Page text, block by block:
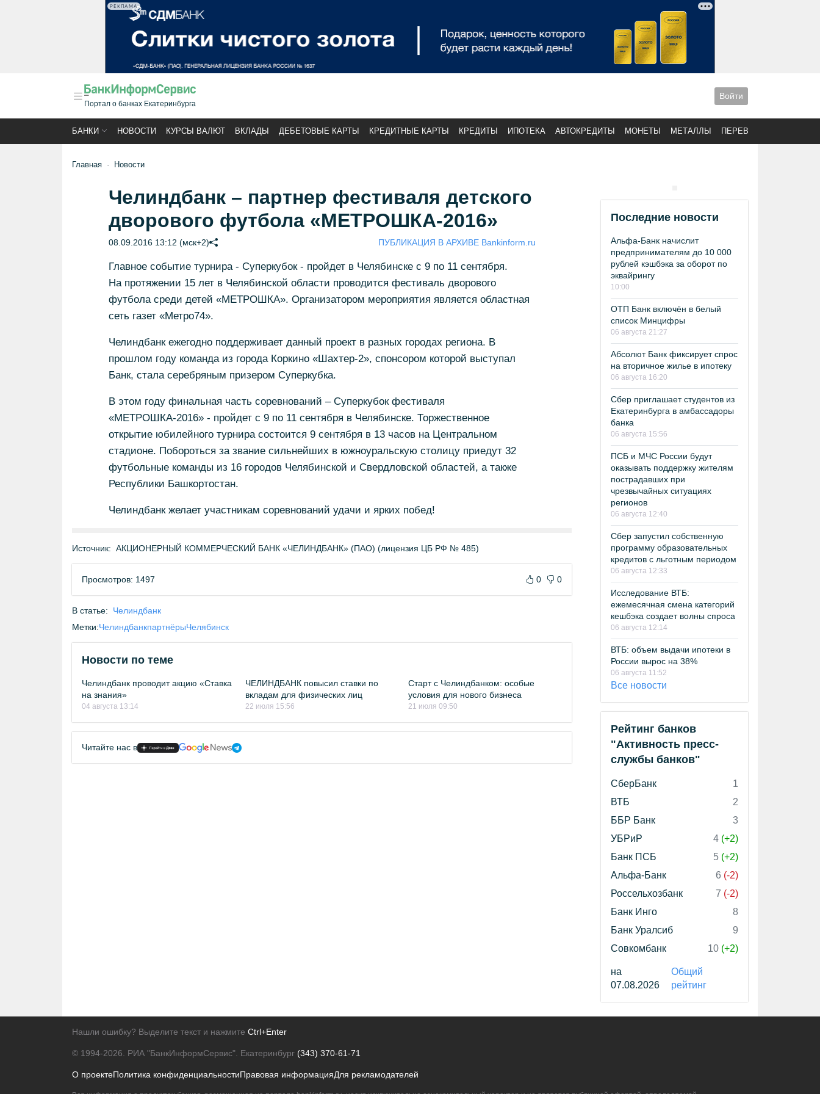
РЕКЛАМА
Портал о банках Екатеринбурга
Войти
БАНКИ НОВОСТИ КУРСЫ ВАЛЮТ ВКЛАДЫ ДЕБЕТОВЫЕ КАРТЫ КРЕДИТНЫЕ КАРТЫ КРЕДИТЫ ИПОТЕКА АВТОКРЕДИТЫ МОНЕТЫ МЕТАЛЛЫ ПЕРЕВОДЫ
Главная Новости
Челиндбанк – партнер фестиваля детского
дворового футбола «МЕТРОШКА-2016»
08.09.2016 13:12 (мск+2) ПУБЛИКАЦИЯ В АРХИВЕ Bankinform.ru
Главное событие турнира - Суперкубок - пройдет в Челябинске с 9 по 11 сентября.
На протяжении 15 лет в Челябинской области проводится фестиваль дворового
футбола среди детей «МЕТРОШКА». Организатором мероприятия является областная
сеть газет «Метро74».
Челиндбанк ежегодно поддерживает данный проект в разных городах региона. В
прошлом году команда из города Коркино «Шахтер-2», спонсором которой выступал
Банк, стала серебряным призером Суперкубка.
В этом году финальная часть соревнований – Суперкубок фестиваля
«МЕТРОШКА-2016» - пройдет с 9 по 11 сентября в Челябинске. Торжественное
открытие юбилейного турнира состоится 9 сентября в 13 часов на Центральном
стадионе. Побороться за звание сильнейших в южноуральскую столицу приедут 32
футбольные команды из 16 городов Челябинской и Свердловской областей, а также
Республики Башкортостан.
Челиндбанк желает участникам соревнований удачи и ярких побед!
Источник: АКЦИОНЕРНЫЙ КОММЕРЧЕСКИЙ БАНК «ЧЕЛИНДБАНК» (ПАО) (лицензия ЦБ РФ № 485)
Просмотров: 1497 0 0
В статье:
Челиндбанк
Метки:ЧелиндбанкпартнёрыЧелябинск
Новости по теме
Челиндбанк проводит акцию «Ставка
на знания»
04 августа 13:14
ЧЕЛИНДБАНК повысил ставки по
вкладам для физических лиц
22 июля 15:56
Старт с Челиндбанком: особые
условия для нового бизнеса
21 июля 09:50
Читайте нас в
Последние новости
Альфа-Банк начислит
предпринимателям до 10 000
рублей кэшбэка за оборот по
эквайрингу
10:00
ОТП Банк включён в белый
список Минцифры
06 августа 21:27
Абсолют Банк фиксирует спрос
на вторичное жилье в ипотеку
06 августа 16:20
Сбер приглашает студентов из
Екатеринбурга в амбассадоры
банка
06 августа 15:56
ПСБ и МЧС России будут
оказывать поддержку жителям
пострадавших при
чрезвычайных ситуациях
регионов
06 августа 12:40
Сбер запустил собственную
программу образовательных
кредитов с льготным периодом
06 августа 12:33
Исследование ВТБ:
ежемесячная смена категорий
кешбэка создает волны спроса
06 августа 12:14
ВТБ: объем выдачи ипотеки в
России вырос на 38%
06 августа 11:52
Все новости
Рейтинг банков
"Активность пресс-
службы банков"
СберБанк
1
ВТБ
2
ББР Банк
3
УБРиР
4 (+2)
Банк ПСБ
5 (+2)
Альфа-Банк
6 (-2)
Россельхозбанк
7 (-2)
Банк Инго
8
Банк Уралсиб
9
Совкомбанк
10 (+2)
на
07.08.2026
Общий
рейтинг
Нашли ошибку? Выделите текст и нажмите Ctrl+Enter
© 1994-2026. РИА "БанкИнформСервис". Екатеринбург (343) 370-61-71
О проектеПолитика конфиденциальностиПравовая информацияДля рекламодателей